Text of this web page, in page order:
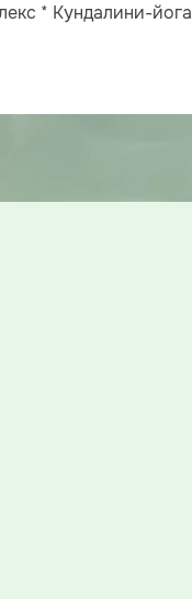
* Кундалини-йога